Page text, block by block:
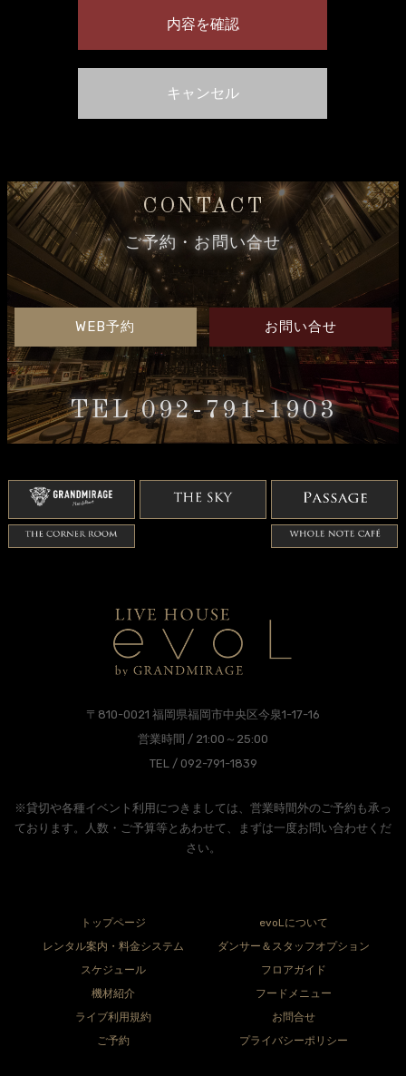
CONTACT
ご予約・お問い合せ
WEB予約 お問い合せ
TEL 092-791-1903
〒810-0021 福岡県福岡市中央区今泉1-17-16
営業時間 / 21:00～25:00
TEL / 092-791-1839
※貸切や各種イベント利用につきましては、営業時間外のご予約も承っ
ております。人数・ご予算等とあわせて、まずは一度お問い合わせくだ
さい。
トップページ
evoLについて
レンタル案内・料金システム
ダンサー＆スタッフオプション
スケジュール
フロアガイド
機材紹介
フードメニュー
ライブ利用規約
お問合せ
ご予約
プライバシーポリシー